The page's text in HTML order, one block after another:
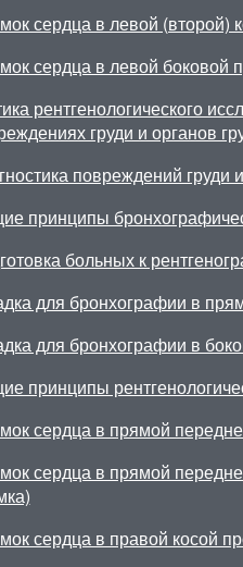
сердца в левой (второй)
сердца в левой боковой
рентгенологического
груди и органов
повреждений груди
принципы
больных к
для бронхографии в
для бронхографии в
принципы
сердца в прямой
сердца в прямой
сердца в правой косой